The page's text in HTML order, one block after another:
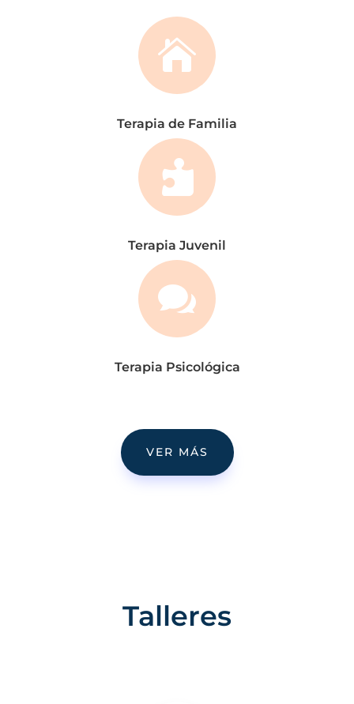

Terapia de Familia

Terapia Juvenil

Terapia Psicológica
VER MÁS
Talleres